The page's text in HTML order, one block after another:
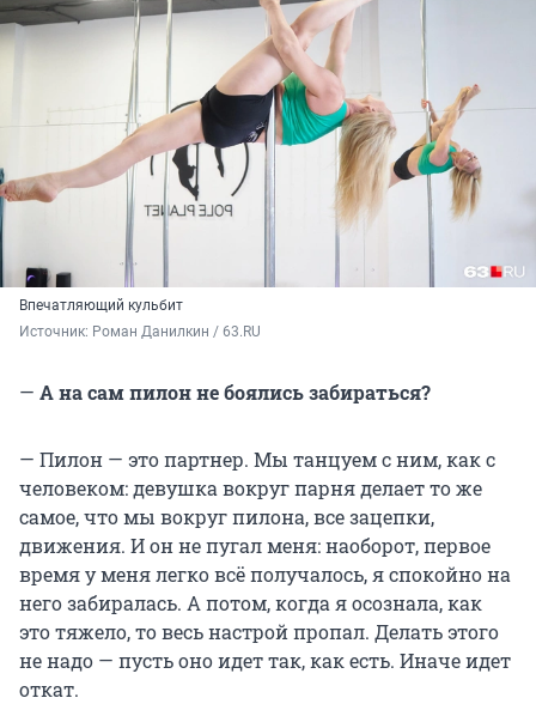
Впечатляющий кульбит
Источник: Роман Данилкин / 63.RU
— А на сам пилон не боялись забираться?
— Пилон — это партнер. Мы танцуем с ним, как с
человеком: девушка вокруг парня делает то же
самое, что мы вокруг пилона, все зацепки,
движения. И он не пугал меня: наоборот, первое
время у меня легко всё получалось, я спокойно на
него забиралась. А потом, когда я осознала, как
это тяжело, то весь настрой пропал. Делать этого
не надо — пусть оно идет так, как есть. Иначе идет
откат.